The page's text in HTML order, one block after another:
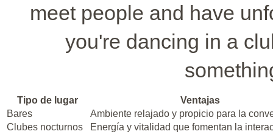
meet people and have
you're dancing in a
Tipo de lugar
Ventajas
Bares
Ambiente relajado y propicio para la
Clubes nocturnos
Energía y vitalidad que fomentan la